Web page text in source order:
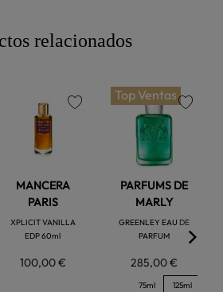
relacionados
MANCERA
PARIS
XPLICIT VANILLA
EDP 60ml
100,00 €
Top Ventas
PARFUMS DE
MARLY
GREENLEY EAU DE
PARFUM
285,00 €
75ml 125ml